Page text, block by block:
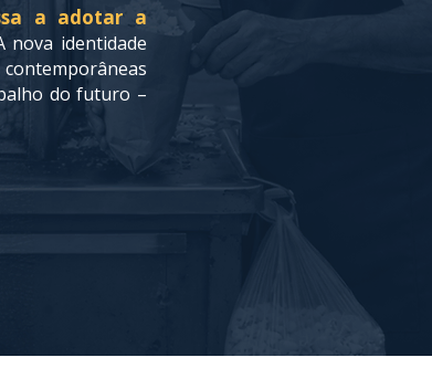
a adotar a
nova identidade
do futuro –